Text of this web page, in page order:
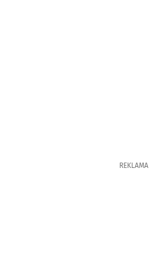
REKLAMA